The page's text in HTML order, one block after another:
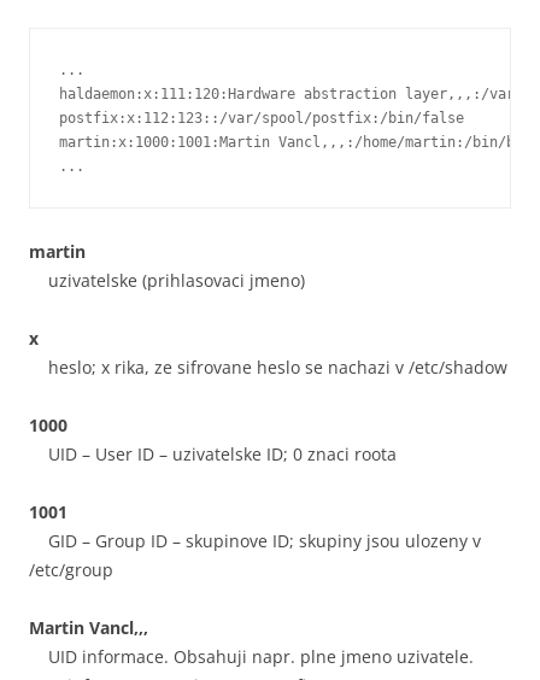
...
haldaemon:x:111:120:Hardware abstraction layer,,,:/var/
postfix:x:112:123::/var/spool/postfix:/bin/false
martin:x:1000:1001:Martin Vancl,,,:/home/martin:/bin/
...
martin
uzivatelske (prihlasovaci jmeno)
x
heslo; x rika, ze sifrovane heslo se nachazi v /etc/shadow
1000
UID – User ID – uzivatelske ID; 0 znaci roota
1001
GID – Group ID – skupinove ID; skupiny jsou ulozeny v
/etc/group
Martin Vancl,,,
UID informace. Obsahuji napr. plne jmeno uzivatele.